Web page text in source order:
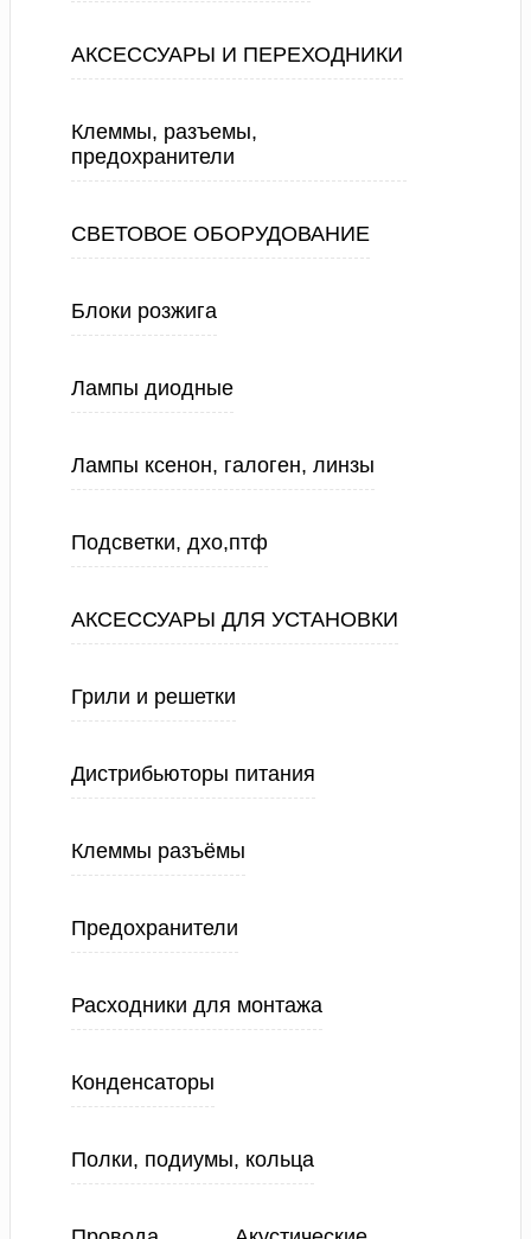
АКСЕССУАРЫ И ПЕРЕХОДНИКИ
Клеммы, разъемы,
предохранители
СВЕТОВОЕ ОБОРУДОВАНИЕ
Блоки розжига
Лампы диодные
Лампы ксенон, галоген, линзы
Подсветки, дхо,птф
АКСЕССУАРЫ ДЛЯ УСТАНОВКИ
Грили и решетки
Дистрибьюторы питания
Клеммы разъёмы
Предохранители
Расходники для монтажа
Конденсаторы
Полки, подиумы, кольца